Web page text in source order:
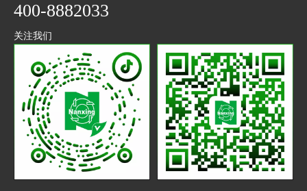
400-8882033
关注我们
抖音
二维码
微信
公众号